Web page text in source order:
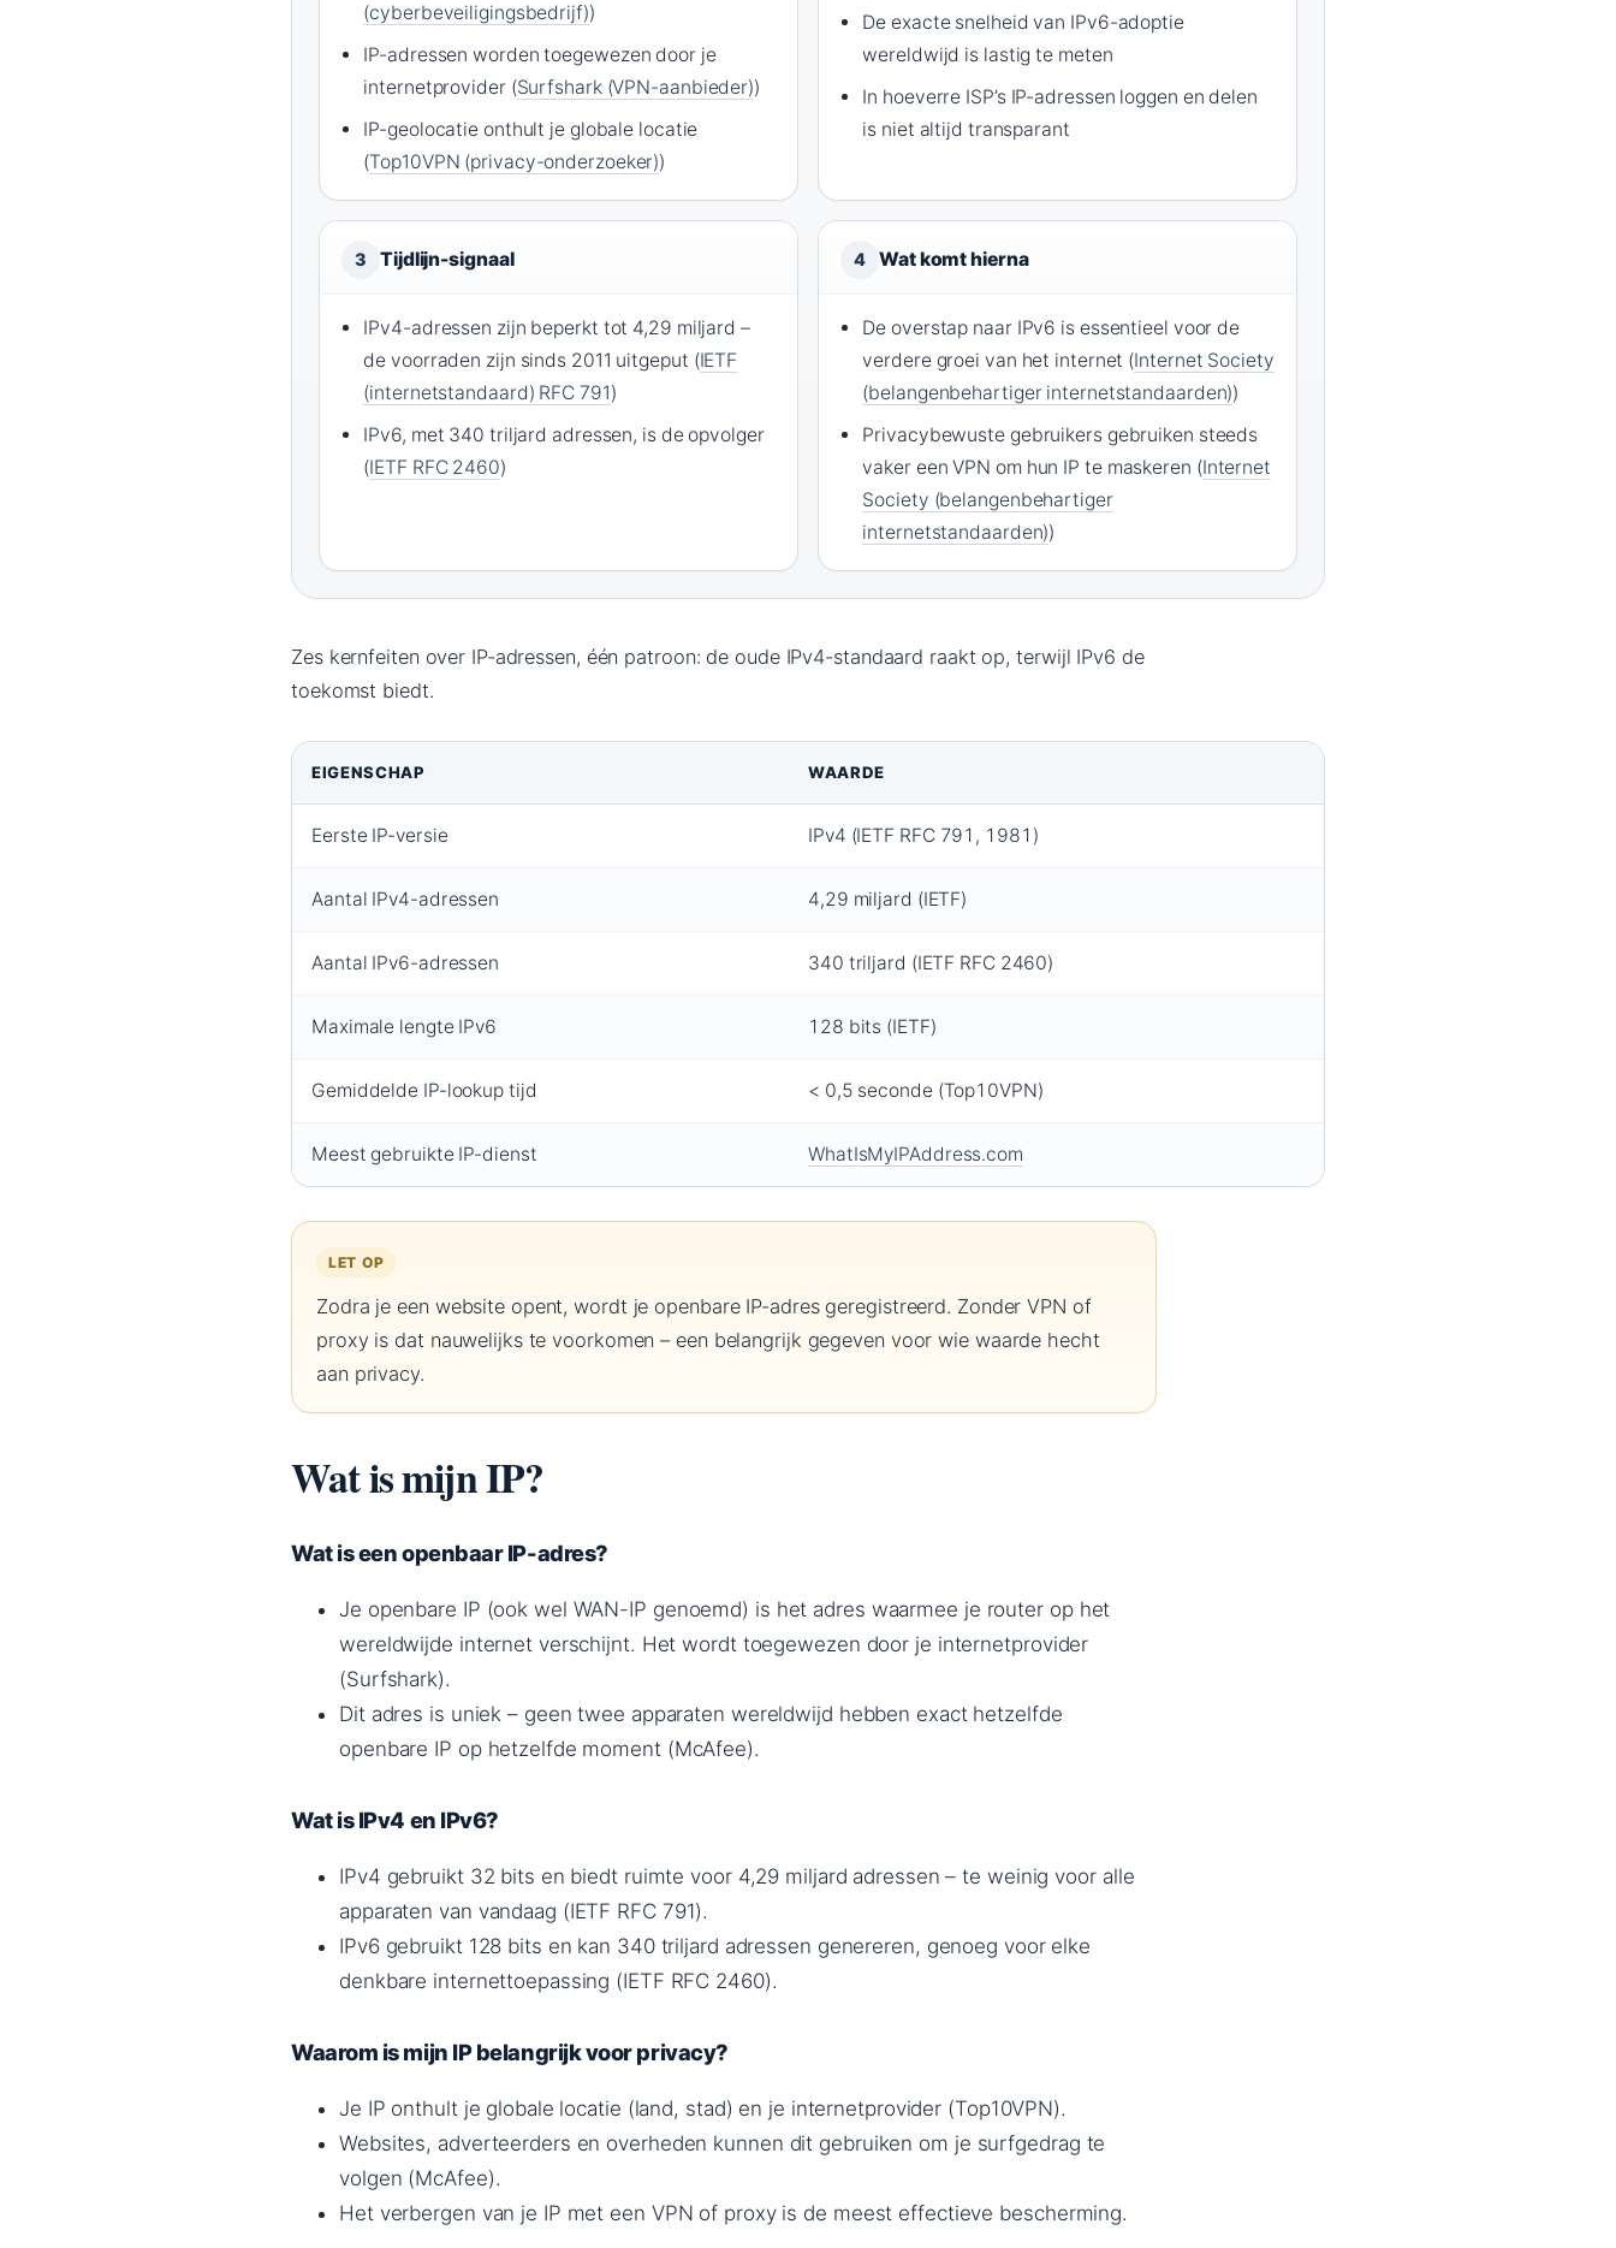
(cyberbeveiligingsbedrijf))
IP-adressen worden toegewezen door je
internetprovider (Surfshark (VPN-aanbieder))
IP-geolocatie onthult je globale locatie
(Top10VPN (privacy-onderzoeker))
De exacte snelheid van IPv6-adoptie
wereldwijd is lastig te meten
In hoeverre ISP’s IP-adressen loggen en delen
is niet altijd transparant
3 Tijdlijn-signaal
IPv4-adressen zijn beperkt tot 4,29 miljard –
de voorraden zijn sinds 2011 uitgeput (IETF
(internetstandaard) RFC 791)
IPv6, met 340 triljard adressen, is de opvolger
(IETF RFC 2460)
4 Wat komt hierna
De overstap naar IPv6 is essentieel voor de
verdere groei van het internet (Internet Society
(belangenbehartiger internetstandaarden))
Privacybewuste gebruikers gebruiken steeds
vaker een VPN om hun IP te maskeren (Internet
Society (belangenbehartiger
internetstandaarden))
Zes kernfeiten over IP-adressen, één patroon: de oude IPv4-standaard raakt op, terwijl IPv6 de
toekomst biedt.
EIGENSCHAP WAARDE
Eerste IP-versie IPv4 (IETF RFC 791, 1981)
Aantal IPv4-adressen 4,29 miljard (IETF)
Aantal IPv6-adressen 340 triljard (IETF RFC 2460)
Maximale lengte IPv6 128 bits (IETF)
Gemiddelde IP-lookup tijd < 0,5 seconde (Top10VPN)
Meest gebruikte IP-dienst WhatIsMyIPAddress.com
LET OP
Zodra je een website opent, wordt je openbare IP-adres geregistreerd. Zonder VPN of
proxy is dat nauwelijks te voorkomen – een belangrijk gegeven voor wie waarde hecht
aan privacy.
Wat is mijn IP?
Wat is een openbaar IP-adres?
Je openbare IP (ook wel WAN-IP genoemd) is het adres waarmee je router op het
wereldwijde internet verschijnt. Het wordt toegewezen door je internetprovider
(Surfshark).
Dit adres is uniek – geen twee apparaten wereldwijd hebben exact hetzelfde
openbare IP op hetzelfde moment (McAfee).
Wat is IPv4 en IPv6?
IPv4 gebruikt 32 bits en biedt ruimte voor 4,29 miljard adressen – te weinig voor alle
apparaten van vandaag (IETF RFC 791).
IPv6 gebruikt 128 bits en kan 340 triljard adressen genereren, genoeg voor elke
denkbare internettoepassing (IETF RFC 2460).
Waarom is mijn IP belangrijk voor privacy?
Je IP onthult je globale locatie (land, stad) en je internetprovider (Top10VPN).
Websites, adverteerders en overheden kunnen dit gebruiken om je surfgedrag te
volgen (McAfee).
Het verbergen van je IP met een VPN of proxy is de meest effectieve bescherming.